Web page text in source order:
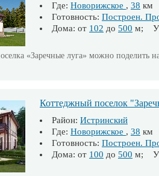
Где: Новорижское , 38 км
Готовность: Построен.
Дома: от 102 до 500 м;
«Заречные луга» можно поделить
Коттеджный поселок
Район: Истринский
Где: Новорижское , 38 км
Готовность: Построен.
Дома: от 100 до 500 м;